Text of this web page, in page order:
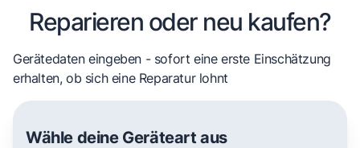
Reparieren oder neu kaufen?
Gerätedaten eingeben - sofort eine erste Einschätzung
erhalten, ob sich eine Reparatur lohnt
Wähle deine Geräteart aus